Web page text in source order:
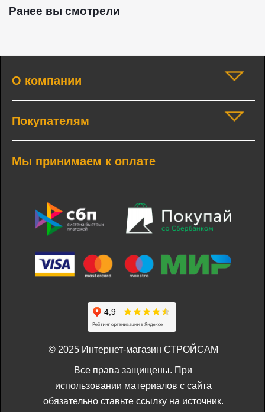
Ранее вы смотрели
О компании
Покупателям
Мы принимаем к оплате
© 2025 Интернет-магазин СТРОЙСАМ
Все права защищены. При
использовании материалов с сайта
обязательно ставьте ссылку на источник.